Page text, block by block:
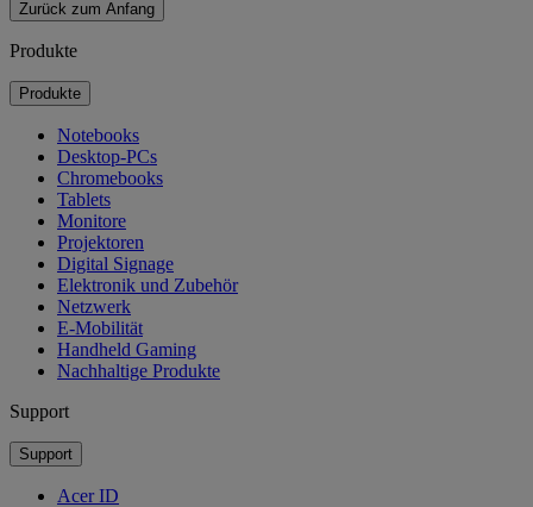
Zurück zum Anfang
Produkte
Produkte
Notebooks
Desktop-PCs
Chromebooks
Tablets
Monitore
Projektoren
Digital Signage
Elektronik und Zubehör
Netzwerk
E-Mobilität
Handheld Gaming
Nachhaltige Produkte
Support
Support
Acer ID